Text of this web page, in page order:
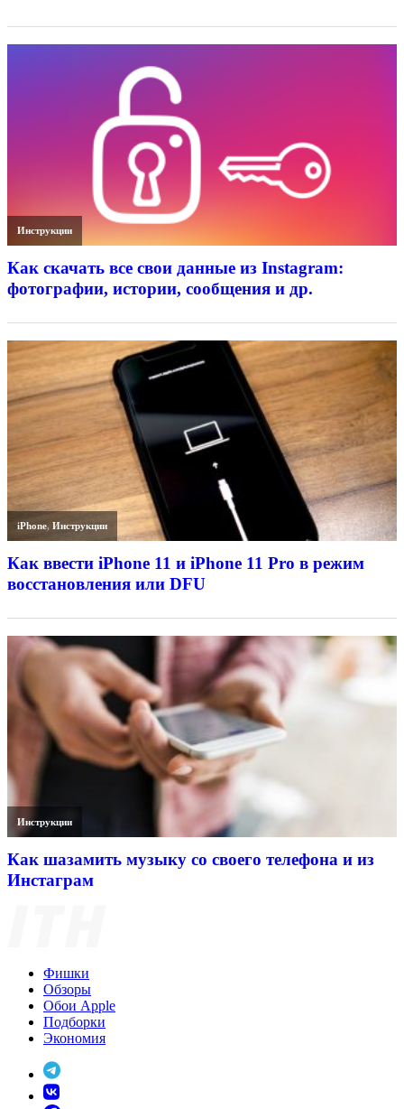
Инструкции
Как скачать все свои данные из Instagram:
фотографии, истории, сообщения и др.
iPhone,Инструкции
Как ввести iPhone 11 и iPhone 11 Pro в режим
восстановления или DFU
Инструкции
Как шазамить музыку со своего телефона и из
Инстаграм
Фишки
Обзоры
Обои Apple
Подборки
Экономия